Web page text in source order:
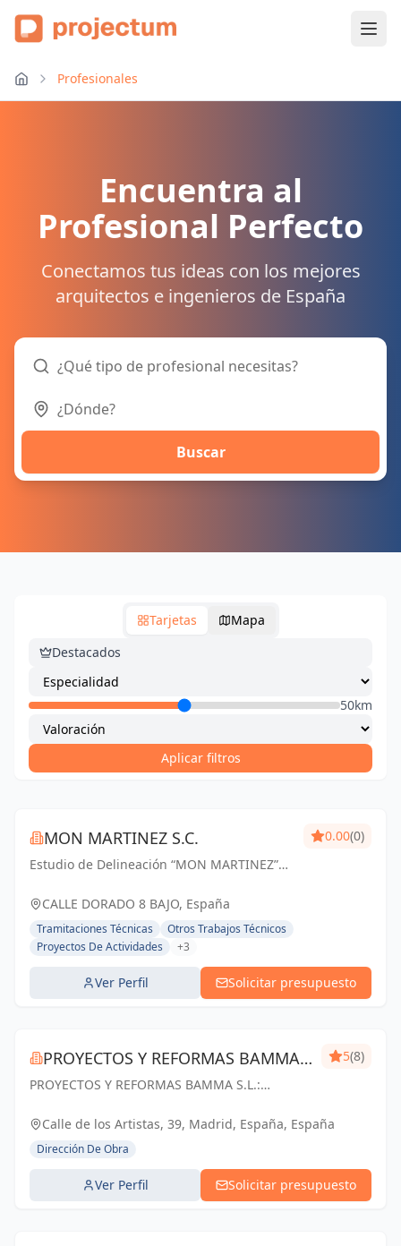
Profesionales
Encuentra al
Profesional Perfecto
Conectamos tus ideas con los mejores
arquitectos e ingenieros de España
Buscar
Tarjetas
Mapa
Destacados
50km
Aplicar filtros
MON MARTINEZ S.C.
Estudio de Delineación “MON MARTINEZ”
de 25 años de experiencia. Entendemos
nuestro trabajo, como parte importante de
un trabajo...
0.00(0)
CALLE DORADO 8 BAJO, España
Tramitaciones Técnicas
Otros Trabajos Técnicos
Proyectos De Actividades
+3
Ver Perfil Solicitar presupuesto
PROYECTOS Y REFORMAS BAMMA
S.L.
PROYECTOS Y REFORMAS BAMMA S.L.:
espacios en Madrid. Tu visión, nuestra pasión.
5(8)
Calle de los Artistas, 39, Madrid, España, España
Dirección De Obra
Ver Perfil Solicitar presupuesto